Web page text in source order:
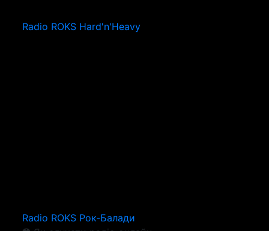
Radio ROKS Hard'n'Heavy
Radio ROKS Рок-Балади